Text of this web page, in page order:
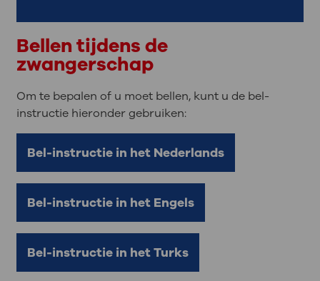
Bellen tijdens de
zwangerschap
Om te bepalen of u moet bellen, kunt u de bel-
instructie hieronder gebruiken:
Bel-instructie in het Nederlands
Bel-instructie in het Engels
Bel-instructie in het Turks